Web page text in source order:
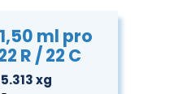
ml pro
R / 22 C
xg